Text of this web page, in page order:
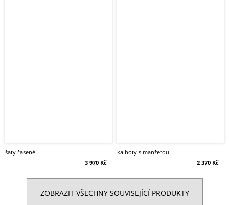
šaty řasené
3 970 Kč
kalhoty s manžetou
2 370 Kč
ZOBRAZIT VŠECHNY SOUVISEJÍCÍ PRODUKTY